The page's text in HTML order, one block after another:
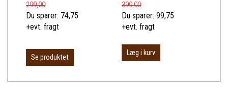
299,00
Du sparer: 74,75
+evt. fragt
Se produktet
399,00
Du sparer: 99,75
+evt. fragt
Læg i kurv